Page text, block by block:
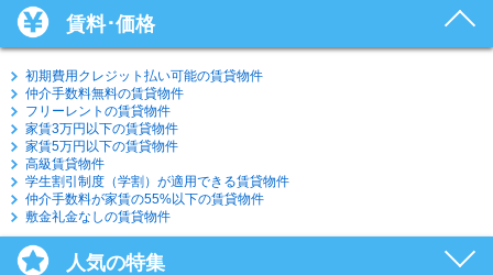
賃料･価格
初期費用クレジット払い可能の賃貸物件
仲介手数料無料の賃貸物件
フリーレントの賃貸物件
家賃3万円以下の賃貸物件
家賃5万円以下の賃貸物件
高級賃貸物件
学生割引制度（学割）が適用できる賃貸物件
仲介手数料が家賃の55%以下の賃貸物件
敷金礼金なしの賃貸物件
人気の特集